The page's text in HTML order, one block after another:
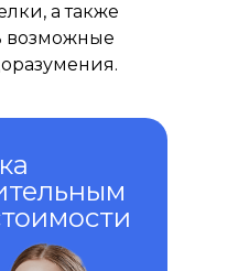
а также
возможные